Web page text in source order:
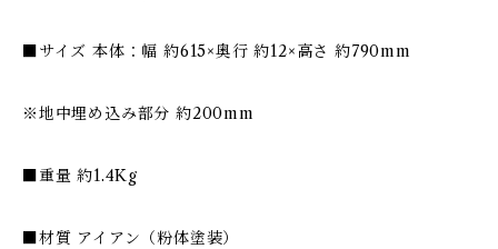
■サイズ 本体：幅 約615×奥行 約12×高さ 約790mm
※地中埋め込み部分 約200mm
■重量 約1.4Kg
■材質 アイアン（粉体塗装）